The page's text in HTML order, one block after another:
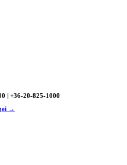
| +36-20-825-1000
→